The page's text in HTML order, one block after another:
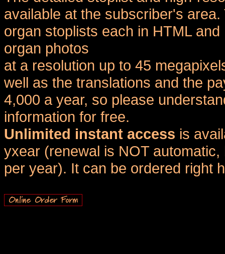
available at the subscriber's
organ stoplists each in HTML
organ photos
at a resolution up to 45
well as the translations and the
4,000 a year, so please
information for free.
Unlimited instant access is
yxear (renewal is NOT
per year). It can be ordered right